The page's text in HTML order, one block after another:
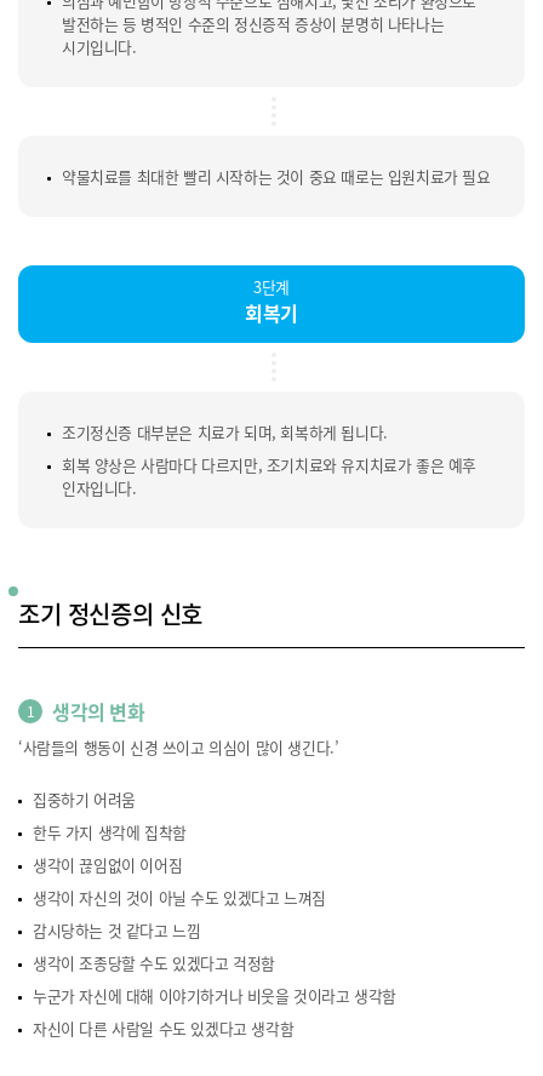
발전하는 등 병적인 수준의 정신증적 증상이 분명히 나타나는
시기입니다.
약물치료를 최대한 빨리 시작하는 것이 중요 때로는 입원치료가 필요
3단계
회복기
조기정신증 대부분은 치료가 되며, 회복하게 됩니다.
회복 양상은 사람마다 다르지만, 조기치료와 유지치료가 좋은 예후
인자입니다.
조기 정신증의 신호
1 생각의 변화
‘사람들의 행동이 신경 쓰이고 의심이 많이 생긴다.’
집중하기 어려움
한두 가지 생각에 집착함
생각이 끊임없이 이어짐
생각이 자신의 것이 아닐 수도 있겠다고 느껴짐
감시당하는 것 같다고 느낌
생각이 조종당할 수도 있겠다고 걱정함
누군가 자신에 대해 이야기하거나 비웃을 것이라고 생각함
자신이 다른 사람일 수도 있겠다고 생각함